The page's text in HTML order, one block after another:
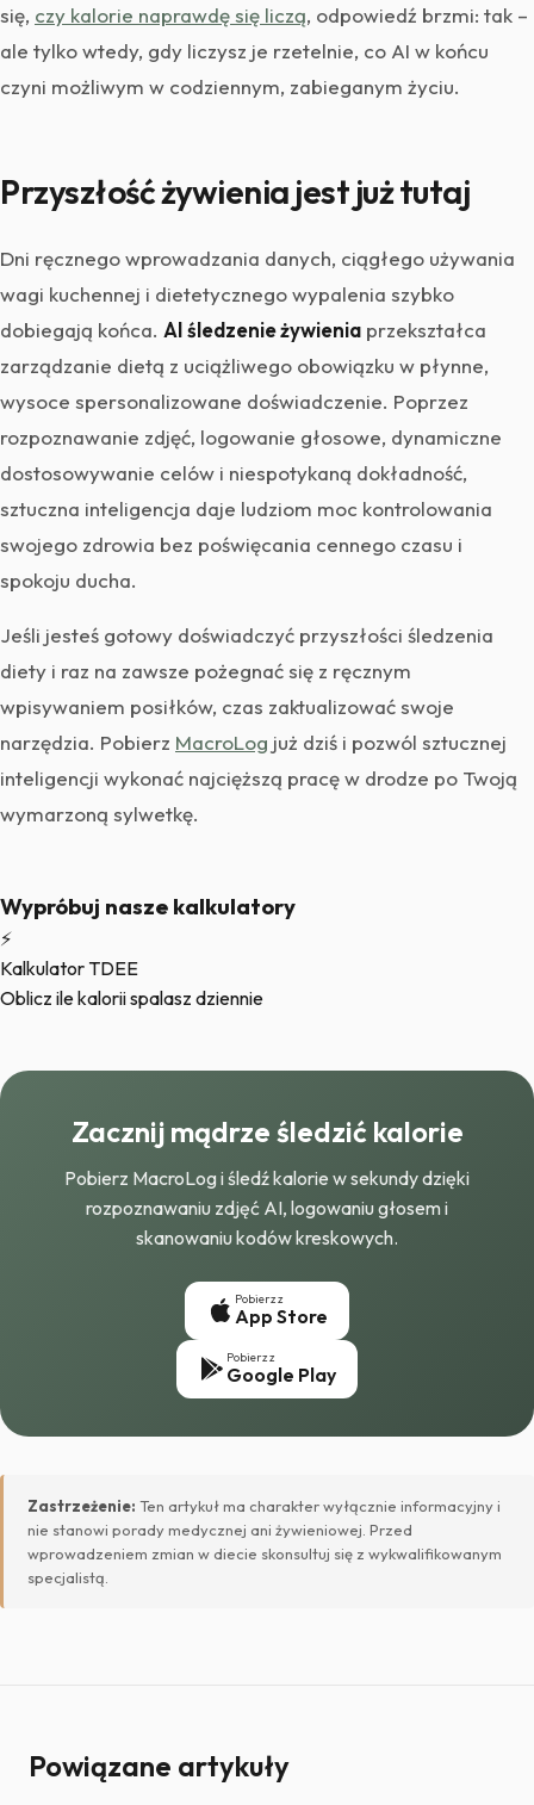
się, czy kalorie naprawdę się liczą, odpowiedź brzmi: tak –
ale tylko wtedy, gdy liczysz je rzetelnie, co AI w końcu
czyni możliwym w codziennym, zabieganym życiu.
Przyszłość żywienia jest już tutaj
Dni ręcznego wprowadzania danych, ciągłego używania
wagi kuchennej i dietetycznego wypalenia szybko
dobiegają końca. AI śledzenie żywienia przekształca
zarządzanie dietą z uciążliwego obowiązku w płynne,
wysoce spersonalizowane doświadczenie. Poprzez
rozpoznawanie zdjęć, logowanie głosowe, dynamiczne
dostosowywanie celów i niespotykaną dokładność,
sztuczna inteligencja daje ludziom moc kontrolowania
swojego zdrowia bez poświęcania cennego czasu i
spokoju ducha.
Jeśli jesteś gotowy doświadczyć przyszłości śledzenia
diety i raz na zawsze pożegnać się z ręcznym
wpisywaniem posiłków, czas zaktualizować swoje
narzędzia. Pobierz MacroLog już dziś i pozwól sztucznej
inteligencji wykonać najcięższą pracę w drodze po Twoją
wymarzoną sylwetkę.
Wypróbuj nasze kalkulatory
⚡
Kalkulator TDEE
Oblicz ile kalorii spalasz dziennie
Zacznij mądrze śledzić kalorie
Pobierz MacroLog i śledź kalorie w sekundy dzięki
rozpoznawaniu zdjęć AI, logowaniu głosem i
skanowaniu kodów kreskowych.
Pobierz z
App Store
Pobierz z
Google Play
Zastrzeżenie: Ten artykuł ma charakter wyłącznie informacyjny i
nie stanowi porady medycznej ani żywieniowej. Przed
wprowadzeniem zmian w diecie skonsultuj się z wykwalifikowanym
specjalistą.
Powiązane artykuły